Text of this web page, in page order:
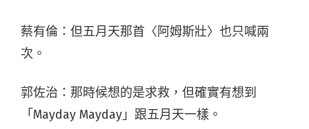
蔡有倫：但五月天那首〈阿姆斯壯〉也只喊兩
次。
郭佐治：那時候想的是求救，但確實有想到
「 Mayday Mayday」跟五月天一樣。